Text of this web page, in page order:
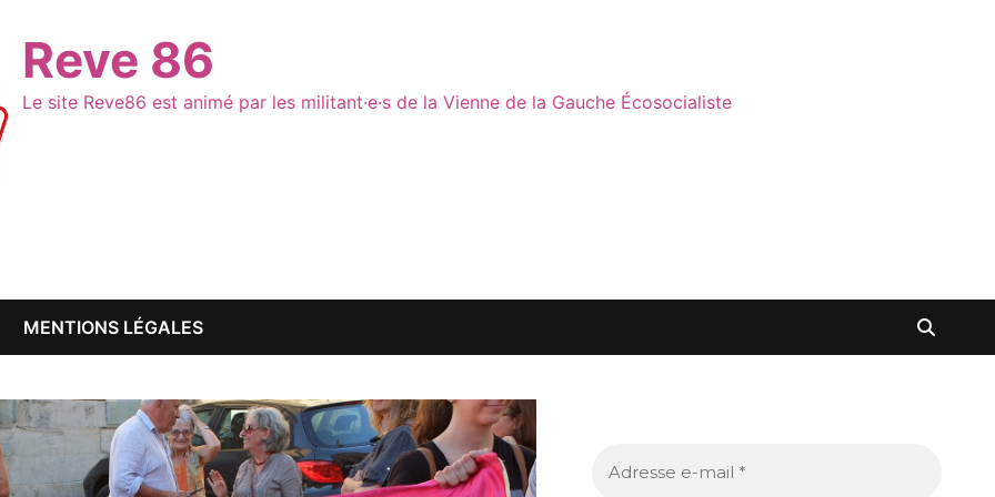
Reve 86
Le site Reve86 est animé par les militant·e·s de la Vienne de la Gauche Écosocialiste
MENTIONS LÉGALES